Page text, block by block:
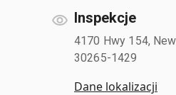
Inspekcje
4170 Hwy 154,
30265-1429
Dane lokalizacji